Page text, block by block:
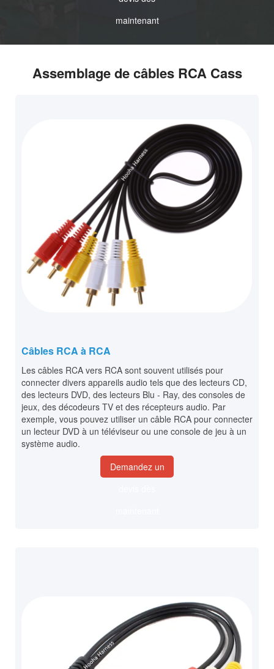
maintenant
Assemblage de câbles RCA Cass
Câbles RCA à RCA
Les câbles RCA vers RCA sont souvent utilisés pour
connecter divers appareils audio tels que des lecteurs CD,
des lecteurs DVD, des lecteurs Blu - Ray, des consoles de
jeux, des décodeurs TV et des récepteurs audio. Par
exemple, vous pouvez utiliser un câble RCA pour connecter
un lecteur DVD à un téléviseur ou une console de jeu à un
système audio.
Demandez un